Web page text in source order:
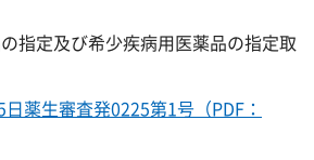
指定及び希少疾病用医薬品の指定取
薬生審査発0225第1号（PDF：